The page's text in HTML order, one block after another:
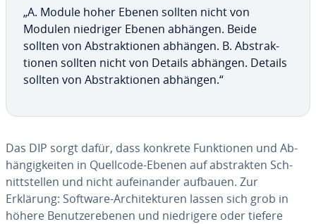
„A. Module hoher Ebenen sollten nicht von
Modulen niedriger Ebenen abhängen. Beide
sollten von Abst­rak­tio­nen abhängen. B. Abst­rak­
tio­nen sollten nicht von Details abhängen. Details
sollten von Abst­rak­tio­nen abhängen.“
Das DIP sorgt dafür, dass konkrete Funk­tio­nen und Ab­
hän­gig­kei­ten in Quellcode-Ebenen auf abst­rak­ten Sch­
nitts­tel­len und nicht au­fei­nan­der aufbauen. Zur
Erklärung: Software-Arc­hi­tek­tu­ren lassen sich grob in
höhere Be­nu­tze­re­be­nen und nied­ri­gere oder tiefere